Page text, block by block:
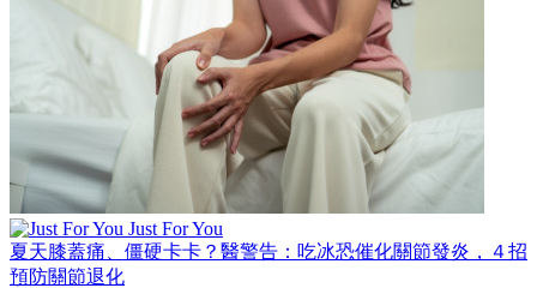
Just For You
夏天膝蓋痛、僵硬卡卡？醫警告：吃冰恐催化關節發炎，４招
預防關節退化